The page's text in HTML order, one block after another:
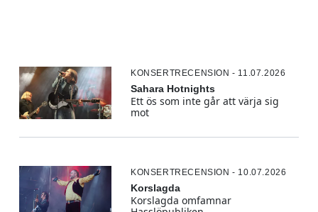
KONSERTRECENSION - 11.07.2026
Sahara Hotnights
Ett ös som inte går att värja sig
mot
KONSERTRECENSION - 10.07.2026
Korslagda
Korslagda omfamnar